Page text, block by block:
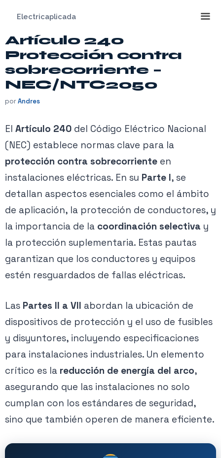
contenido
Electricaplicada
Artículo 240
Protección contra
sobrecorriente –
NEC/NTC2050
porAndres
El Artículo 240 del Código Eléctrico Nacional
(NEC) establece normas clave para la
protección contra sobrecorriente en
instalaciones eléctricas. En su Parte I, se
detallan aspectos esenciales como el ámbito
de aplicación, la protección de conductores, y
la importancia de la coordinación selectiva y
la protección suplementaria. Estas pautas
garantizan que los conductores y equipos
estén resguardados de fallas eléctricas.
Las Partes II a VII abordan la ubicación de
dispositivos de protección y el uso de fusibles
y disyuntores, incluyendo especificaciones
para instalaciones industriales. Un elemento
crítico es la reducción de energía del arco,
asegurando que las instalaciones no solo
cumplan con los estándares de seguridad,
sino que también operen de manera eficiente.